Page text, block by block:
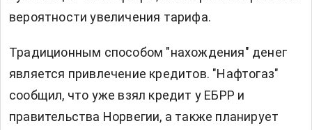
вероятности увеличения тарифа.
Традиционным способом "нахождения" денег
является привлечение кредитов. "Нафтогаз"
сообщил, что уже взял кредит у ЕБРР и
правительства Норвегии, а также планирует